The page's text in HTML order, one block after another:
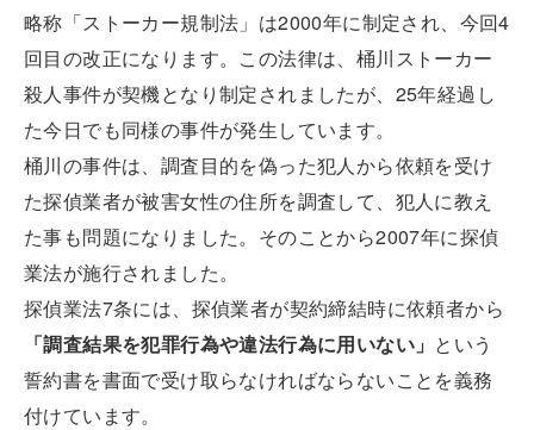
略称「ストーカー規制法」は2000年に制定され、今回4
回目の改正になります。この法律は、桶川ストーカー
殺人事件が契機となり制定されましたが、25年経過し
た今日でも同様の事件が発生しています。
桶川の事件は、調査目的を偽った犯人から依頼を受け
た探偵業者が被害女性の住所を調査して、犯人に教え
た事も問題になりました。そのことから2007年に探偵
業法が施行されました。
探偵業法7条には、探偵業者が契約締結時に依頼者から
「調査結果を犯罪行為や違法行為に用いない」 という
誓約書を書面で受け取らなければならないことを義務
付けています。